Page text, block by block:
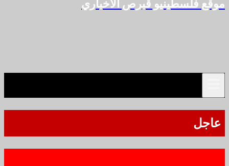
موقع فلسطينيو قبرص الاخباري
عاجل